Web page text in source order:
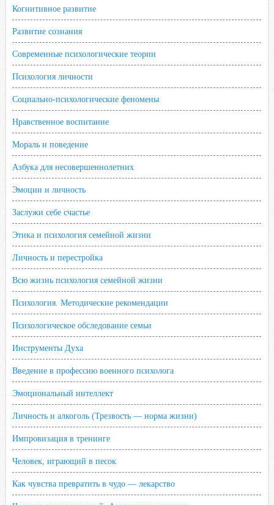
Когнитивное развитие
Развитие сознания
Современные психологические теории
Психология личности
Социально-психологические феномены
Нравственное воспитание
Мораль и поведение
Азбука для несовершеннолетних
Эмоции и личность
Заслужи себе счастье
Этика и психология семейной жизни
Личность и перестройка
Всю жизнь психология семейной жизни
Психология. Методические рекомендации
Психологическое обследование семьи
Инструменты Духа
Введение в профессию военного психолога
Эмоциональный интеллект
Личность и алкоголь (Трезвость — норма жизни)
Импровизация в тренинге
Человек, играющий в песок
Как чувства превратить в чудо — лекарство